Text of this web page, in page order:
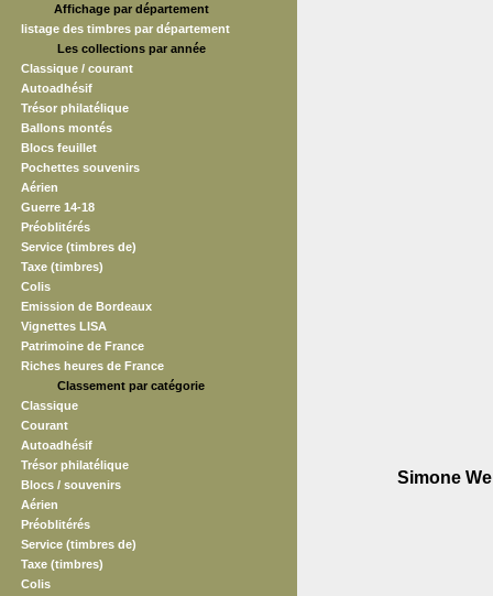
Affichage par département
listage des timbres par département
Les collections par année
Classique / courant
Autoadhésif
Trésor philatélique
Ballons montés
Blocs feuillet
Pochettes souvenirs
Aérien
Guerre 14-18
Préoblitérés
Service (timbres de)
Taxe (timbres)
Colis
Emission de Bordeaux
Vignettes LISA
Patrimoine de France
Riches heures de France
Classement par catégorie
Classique
Courant
Autoadhésif
Trésor philatélique
Blocs / souvenirs
Aérien
Préoblitérés
Service (timbres de)
Taxe (timbres)
Colis
Simone